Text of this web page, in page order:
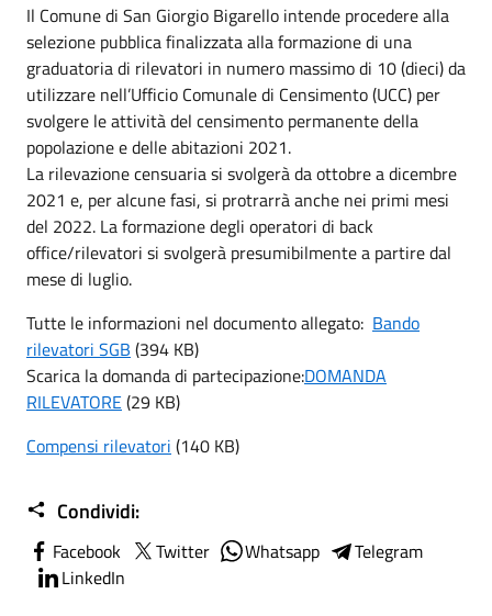
Il Comune di San Giorgio Bigarello intende procedere alla
selezione pubblica finalizzata alla formazione di una
graduatoria di rilevatori in numero massimo di 10 (dieci) da
utilizzare nell’Ufficio Comunale di Censimento (UCC) per
svolgere le attività del censimento permanente della
popolazione e delle abitazioni 2021.
La rilevazione censuaria si svolgerà da ottobre a dicembre
2021 e, per alcune fasi, si protrarrà anche nei primi mesi
del 2022. La formazione degli operatori di back
office/rilevatori si svolgerà presumibilmente a partire dal
mese di luglio.
Tutte le informazioni nel documento allegato: Bando
rilevatori SGB (394 KB)
Scarica la domanda di partecipazione:DOMANDA
RILEVATORE(29 KB)
Compensi rilevatori (140 KB)
Condividi:
Facebook Twitter Whatsapp
Telegram
LinkedIn